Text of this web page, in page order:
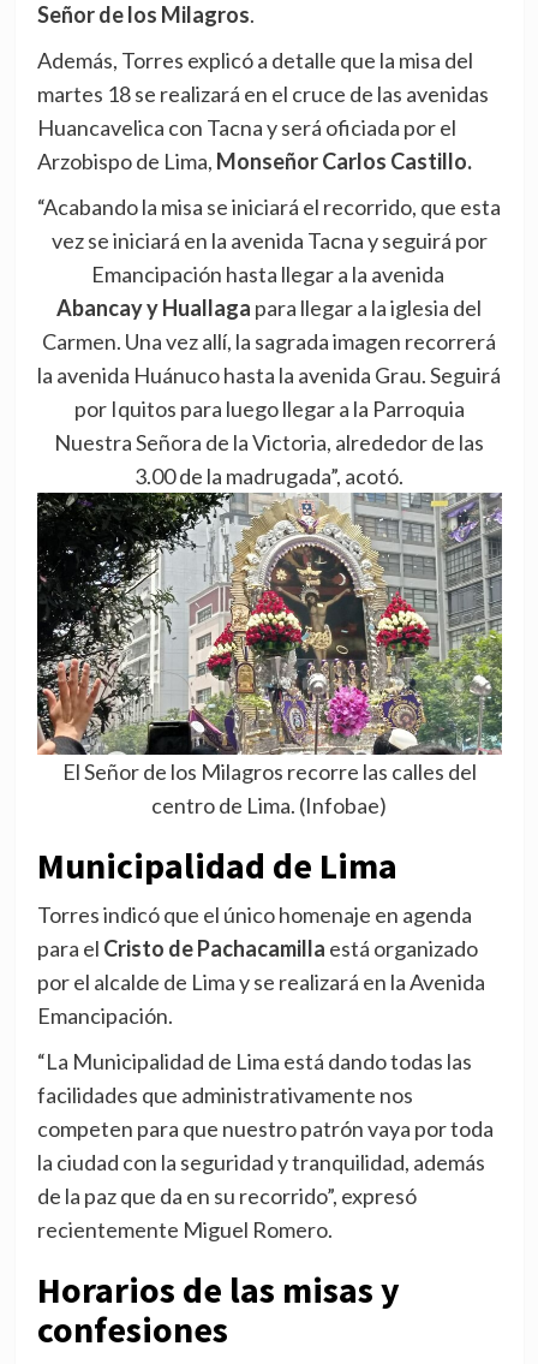
Señor de los Milagros.
Además, Torres explicó a detalle que la misa del
martes 18 se realizará en el cruce de las avenidas
Huancavelica con Tacna y será oficiada por el
Arzobispo de Lima, Monseñor Carlos Castillo.
“Acabando la misa se iniciará el recorrido, que esta
vez se iniciará en la avenida Tacna y seguirá por
Emancipación hasta llegar a la avenida
Abancay y Huallaga para llegar a la iglesia del
Carmen. Una vez allí, la sagrada imagen recorrerá
la avenida Huánuco hasta la avenida Grau. Seguirá
por Iquitos para luego llegar a la Parroquia
Nuestra Señora de la Victoria, alrededor de las
3.00 de la madrugada”, acotó.
El Señor de los Milagros recorre las calles del
centro de Lima. (Infobae)
Municipalidad de Lima
Torres indicó que el único homenaje en agenda
para el Cristo de Pachacamilla está organizado
por el alcalde de Lima y se realizará en la Avenida
Emancipación.
“La Municipalidad de Lima está dando todas las
facilidades que administrativamente nos
competen para que nuestro patrón vaya por toda
la ciudad con la seguridad y tranquilidad, además
de la paz que da en su recorrido”, expresó
recientemente Miguel Romero.
Horarios de las misas y
confesiones